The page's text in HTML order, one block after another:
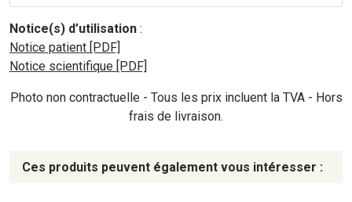
Notice(s) d’utilisation :
Notice patient [PDF]
Notice scientifique [PDF]
Photo non contractuelle - Tous les prix incluent la TVA - Hors
frais de livraison.
Ces produits peuvent également vous intéresser :